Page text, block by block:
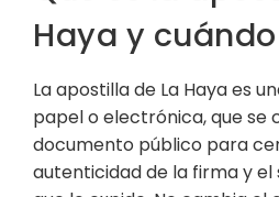
Haya y
La apostilla de La Haya es
papel o electrónica, que se
documento público para
autenticidad de la firma y el